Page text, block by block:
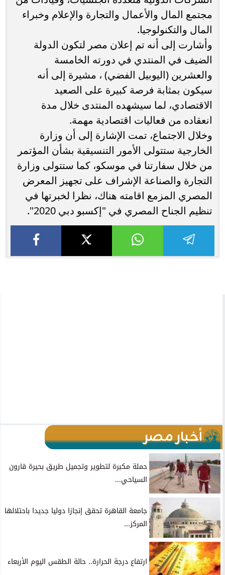
مجتمع المال والأعمال والتجارة والإعلام وخبراء
المال والتكنولوجيا.
وأشارت إلى أنه تم إعلان مصر لتكون الدولة
الضيف في المنتدي في دورته الخامسة
والعشرين (اليوبيل الفضي) ، مشيرة إلى أنه
سيكون بمثابة فرصة كبيرة على الصعيد
الاقتصادي، لما سيشهده المنتدى خلال مدة
انعقاده من فعاليات اقتصادية مهمة.
وخلال الاجتماع، تمت الإشارة إلى أن وزارة
الخارجية ستتولى الأمور التنسيقية بشأن المؤتمر
من خلال سفارتنا في موسكو، كما ستتولى وزارة
التجارة والصناعة الإشراف على تجهيز المعرض
المصري المزمع اقامته هناك، نظرا لخبرتها في
تنظيم الجناح المصري في "إكسبو دبي 2020".
أخبار مصر
حملة مكبرة لتطوير وتجميل طريق بحيرة قارون
السياحي...
جامعة القاهرة تحقق إنجازا دوليا جديدا باحتلالها
المركز...
ارتفاع درجة الحرارة.. حالة الطقس اليوم الأربعاء